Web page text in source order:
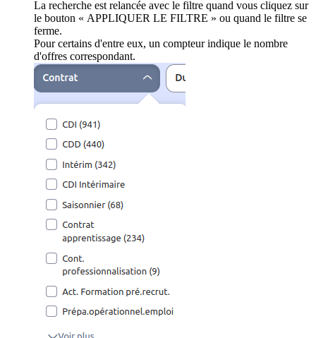
La recherche est relancée avec le filtre quand vous cliquez sur
le bouton « APPLIQUER LE FILTRE » ou quand le filtre se
ferme.
Pour certains d'entre eux, un compteur indique le nombre
d'offres correspondant.